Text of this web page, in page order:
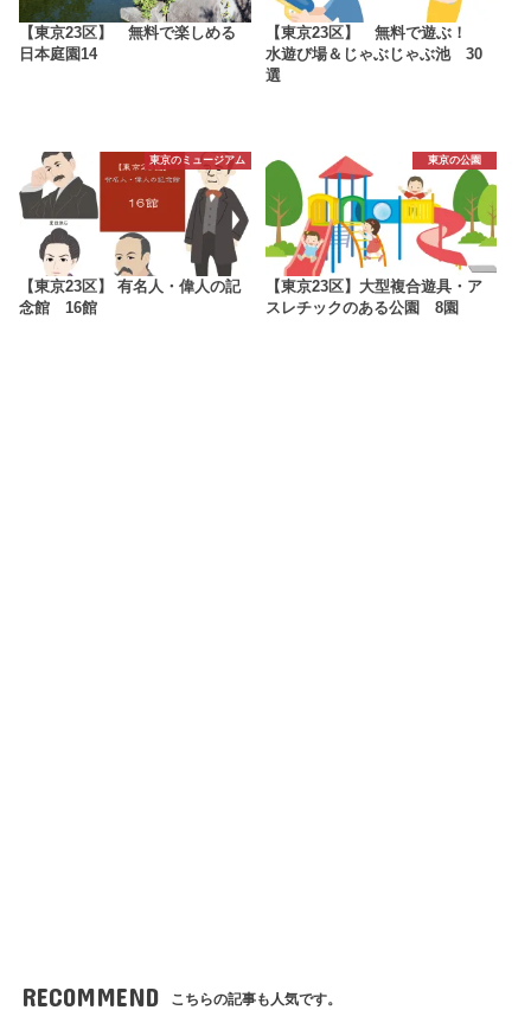
【東京23区】 無料で楽しめる
日本庭園14
【東京23区】 無料で遊ぶ！
水遊び場＆じゃぶじゃぶ池 30
選
東京のミュージアム
【東京23区】 有名人・偉人の記
念館 16館
東京の公園
【東京23区】大型複合遊具・ア
スレチックのある公園 8園
RECOMMEND こちらの記事も人気です。